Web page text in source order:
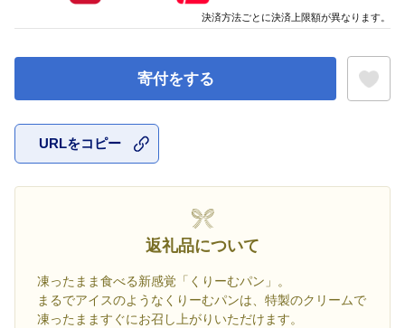
寄付をする
URLをコピー
返礼品について
凍ったまま食べる新感覚「くりーむパン」。
まるでアイスのようなくりーむパンは、特製のクリームで
凍ったまますぐにお召し上がりいただけます。
決済方法ごとに決済上限額が異なります。